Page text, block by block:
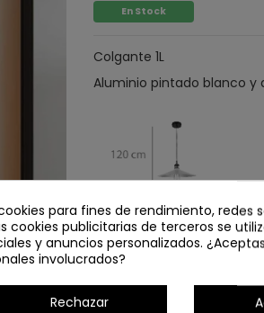
En Stock
Colgante 1L
Aluminio pintado blanco y
para fines de rendimiento, redes
cookies publicitarias de terceros se
y anuncios personalizados.
involucrados?
Rechazar